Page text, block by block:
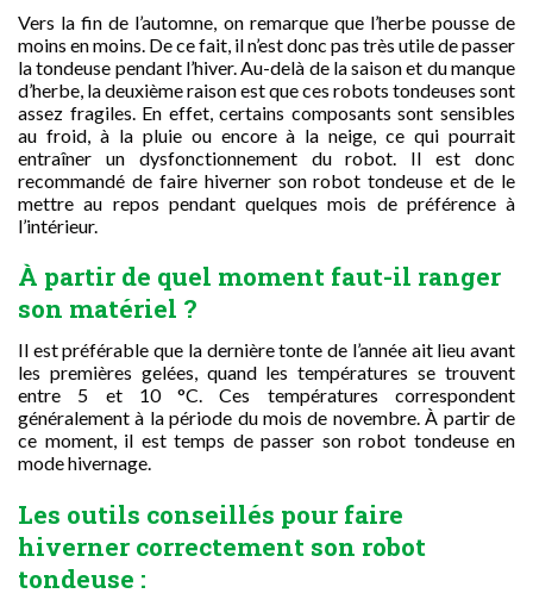
Vers la fin de l’automne, on remarque que l’herbe pousse de
moins en moins. De ce fait, il n’est donc pas très utile de passer
la tondeuse pendant l’hiver. Au-delà de la saison et du manque
d’herbe, la deuxième raison est que ces robots tondeuses sont
assez fragiles. En effet, certains composants sont sensibles
au froid, à la pluie ou encore à la neige, ce qui pourrait
entraîner un dysfonctionnement du robot. Il est donc
recommandé de faire hiverner son robot tondeuse et de le
mettre au repos pendant quelques mois de préférence à
l’intérieur.
À partir de quel moment faut-il ranger
son matériel ?
Il est préférable que la dernière tonte de l’année ait lieu avant
les premières gelées, quand les températures se trouvent
entre 5 et 10 °C. Ces températures correspondent
généralement à la période du mois de novembre. À partir de
ce moment, il est temps de passer son robot tondeuse en
mode hivernage.
Les outils conseillés pour faire
hiverner correctement son robot
tondeuse :